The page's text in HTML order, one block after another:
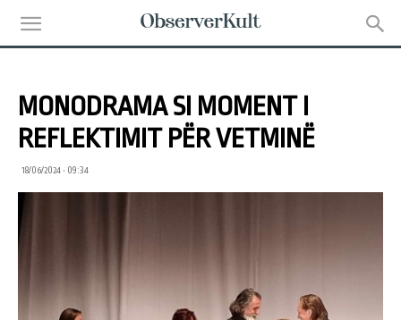
MONODRAMA SI MOMENT I
REFLEKTIMIT PËR VETMINË
18/06/2024 • 09:34